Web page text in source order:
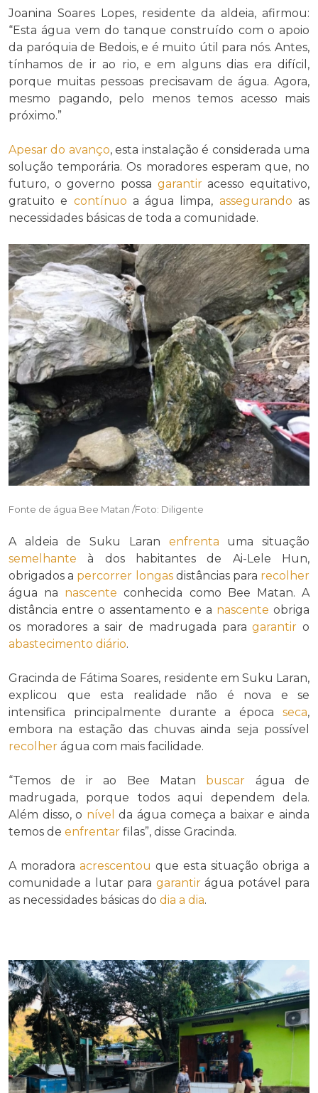
Joanina Soares Lopes, residente da aldeia, afirmou:
“Esta água vem do tanque construído com o apoio
da paróquia de Bedois, e é muito útil para nós. Antes,
tínhamos de ir ao rio, e em alguns dias era difícil,
porque muitas pessoas precisavam de água. Agora,
mesmo pagando, pelo menos temos acesso mais
próximo.”
Apesar do avanço, esta instalação é considerada uma
solução temporária. Os moradores esperam que, no
futuro, o governo possa garantiracesso equitativo,
gratuito e contínuo a água limpa, assegurando as
necessidades básicas de toda a comunidade.
Fonte de água Bee Matan /Foto: Diligente
A aldeia de Suku Laran enfrenta uma situação
semelhante à dos habitantes de Ai-Lele Hun,
obrigados a percorrer longasdistâncias para recolher
água na nascente conhecida como Bee Matan. A
distância entre o assentamento e a nascente obriga
os moradores a sair de madrugada paragarantir o
abastecimento diário.
Gracinda de Fátima Soares, residente em Suku Laran,
explicou que esta realidade não é nova e se
intensifica principalmente durante a época seca,
embora na estação das chuvas ainda seja possível
recolher água com mais facilidade.
“Temos de ir ao Bee Matan buscar água de
madrugada, porque todos aqui dependem dela.
Além disso, o nível da água começa a baixar e ainda
temos de enfrentar filas”, disse Gracinda.
A moradora acrescentou que esta situação obriga a
comunidade a lutar para garantirágua potável para
as necessidades básicas do dia a dia.